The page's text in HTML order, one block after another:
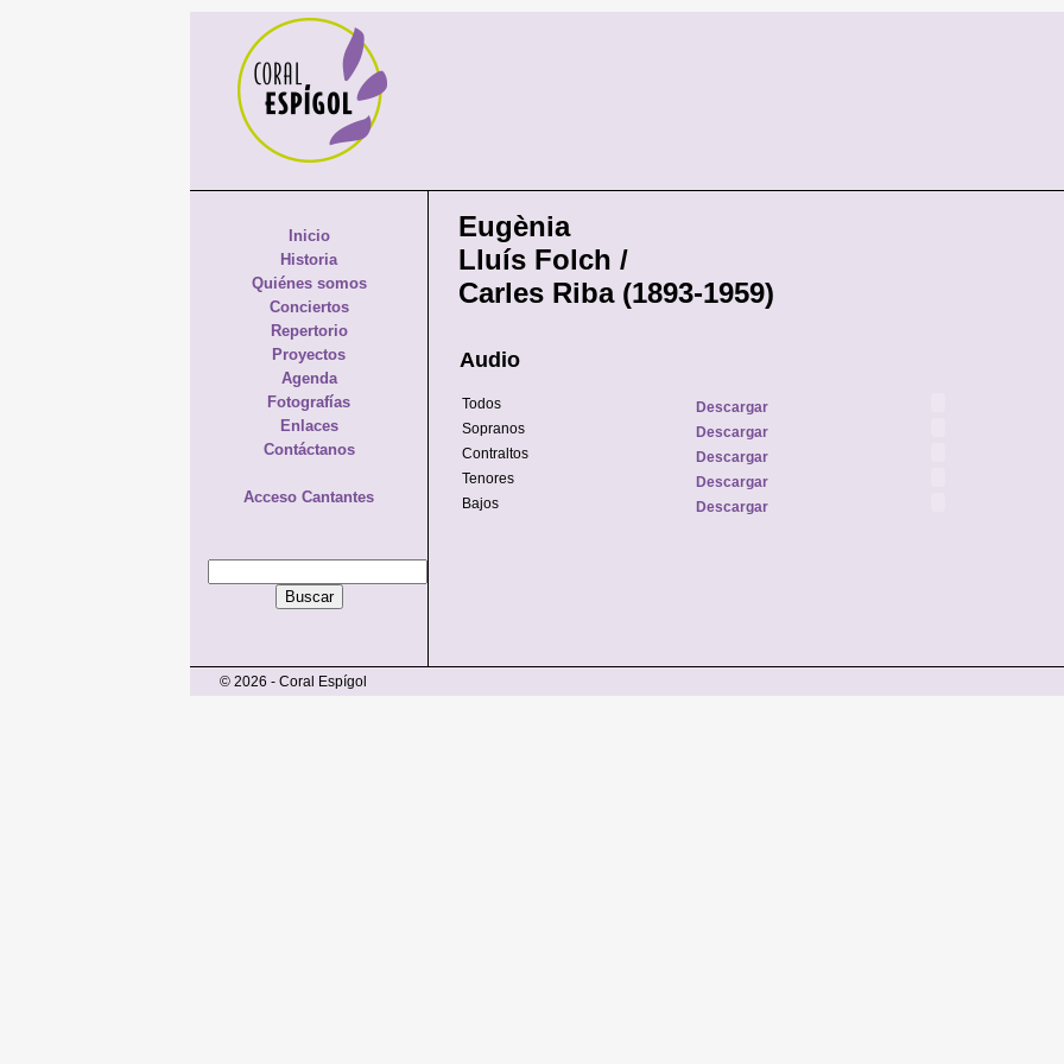
Inicio
Historia
Quiénes somos
Conciertos
Repertorio
Proyectos
Agenda
Fotografías
Enlaces
Contáctanos
Acceso Cantantes
Eugènia
Lluís Folch /
Carles Riba (1893-1959)
Audio
Todos
Descargar
Sopranos
Descargar
Contraltos
Descargar
Tenores
Descargar
Bajos
Descargar
© 2026 - Coral Espígol